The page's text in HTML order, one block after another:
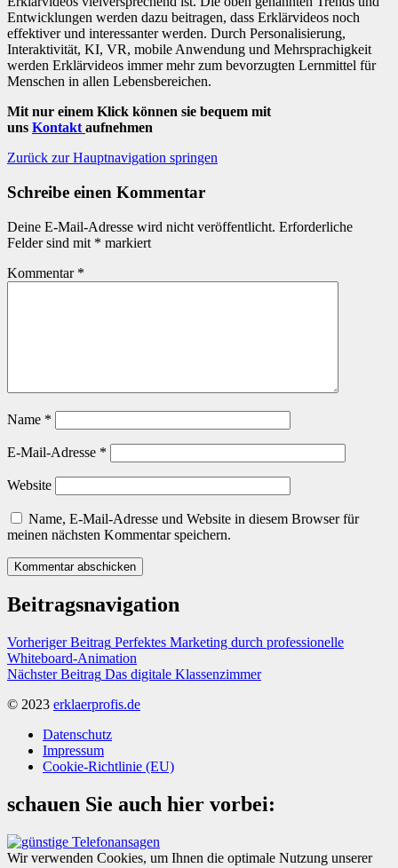
Entwicklungen werden dazu beitragen, dass Erklärvideos noch
effektiver und interessanter werden. Durch Personalisierung,
Interaktivität, KI, VR, mobile Anwendung und Mehrsprachigkeit
werden Erklärvideos immer mehr zum bevorzugten Lernmittel für
Menschen in allen Lebensbereichen.
Mit nur einem Klick können sie bequem mit
uns Kontakt aufnehmen
Zurück zur Hauptnavigation springen
Schreibe einen Kommentar
Deine E-Mail-Adresse wird nicht veröffentlicht. Erforderliche
Felder sind mit * markiert
Kommentar *
Name *
E-Mail-Adresse *
Website
Name, E-Mail-Adresse und Website in diesem Browser für
meinen nächsten Kommentar speichern.
Beitragsnavigation
Vorheriger Beitrag Perfektes Marketing durch professionelle
Whiteboard-Animation
Nächster Beitrag Das digitale Klassenzimmer
© 2023 erklaerprofis.de
Datenschutz
Impressum
Cookie-Richtlinie (EU)
schauen Sie auch hier vorbei:
Wir verwenden Cookies, um Ihnen die optimale Nutzung unserer